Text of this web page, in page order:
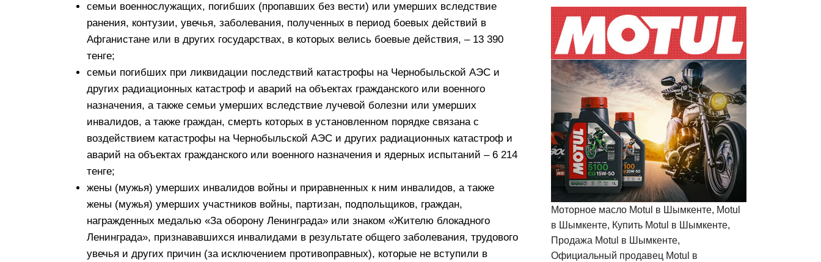
семьи военнослужащих, погибших (пропавших без вести) или умерших вследствие
ранения, контузии, увечья, заболевания, полученных в период боевых действий в
Афганистане или в других государствах, в которых велись боевые действия, – 13 390
тенге;
семьи погибших при ликвидации последствий катастрофы на Чернобыльской АЭС и
других радиационных катастроф и аварий на объектах гражданского или военного
назначения, а также семьи умерших вследствие лучевой болезни или умерших
инвалидов, а также граждан, смерть которых в установленном порядке связана с
воздействием катастрофы на Чернобыльской АЭС и других радиационных катастроф и
аварий на объектах гражданского или военного назначения и ядерных испытаний – 6 214
тенге;
жены (мужья) умерших инвалидов войны и приравненных к ним инвалидов, а также
жены (мужья) умерших участников войны, партизан, подпольщиков, граждан,
награжденных медалью «За оборону Ленинграда» или знаком «Жителю блокадного
Ленинграда», признававшихся инвалидами в результате общего заболевания, трудового
увечья и других причин (за исключением противоправных), которые не вступили в
Моторное масло Motul в Шымкенте, Motul
в Шымкенте, Купить Motul в Шымкенте,
Продажа Motul в Шымкенте,
Официальный продавец Motul в